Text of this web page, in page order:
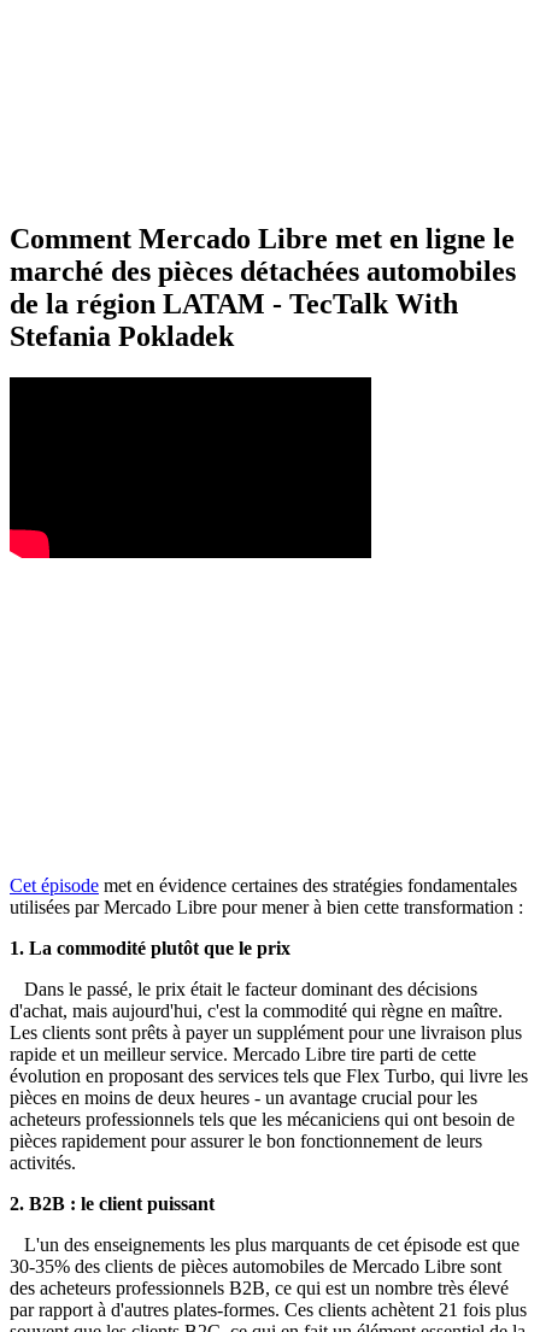
Comment Mercado Libre met en ligne le
marché des pièces détachées automobiles
de la région LATAM - TecTalk With
Stefania Pokladek
Cet épisode met en évidence certaines des stratégies fondamentales
utilisées par Mercado Libre pour mener à bien cette transformation :
1. La commodité plutôt que le prix
Dans le passé, le prix était le facteur dominant des décisions
d'achat, mais aujourd'hui, c'est la commodité qui règne en maître.
Les clients sont prêts à payer un supplément pour une livraison plus
rapide et un meilleur service. Mercado Libre tire parti de cette
évolution en proposant des services tels que Flex Turbo, qui livre les
pièces en moins de deux heures - un avantage crucial pour les
acheteurs professionnels tels que les mécaniciens qui ont besoin de
pièces rapidement pour assurer le bon fonctionnement de leurs
activités.
2. B2B : le client puissant
L'un des enseignements les plus marquants de cet épisode est que
30-35% des clients de pièces automobiles de Mercado Libre sont
des acheteurs professionnels B2B, ce qui est un nombre très élevé
par rapport à d'autres plates-formes. Ces clients achètent 21 fois plus